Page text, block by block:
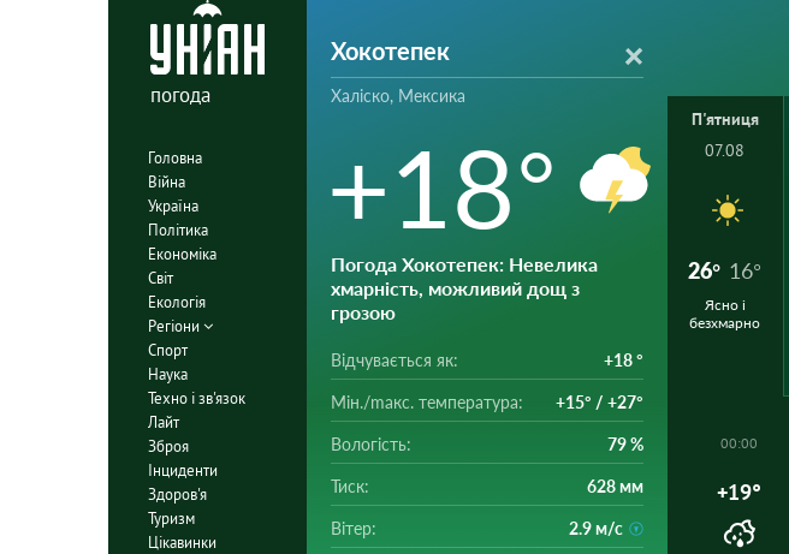
погода
Головна
Війна
Україна
Політика
Економіка
Світ
Екологія
Регіони
Спорт
Наука
Техно і зв'язок
Лайт
Зброя
Інциденти
Здоров'я
Туризм
Цікавинки
Хокотепек
Халіско, Мексика
+18°
Погода Хокотепек: Невелика
хмарність, можливий дощ з
грозою
Відчувається як: +18 °
Мін./mакс. температура: +15° / +27°
Вологість: 79 %
Тиск: 628 мм
Вітер: 2.9 м/с
П'ятниця
07.08
26° 16°
Ясно і
безхмарно
00:00
+19°